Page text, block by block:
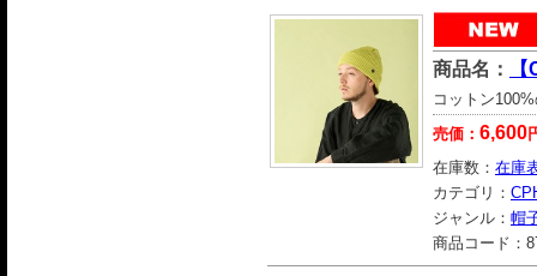
商品名：
コットン
売価： 6,600
在庫数： 在庫
カテゴリ：
ジャンル： 帽
商品コード：